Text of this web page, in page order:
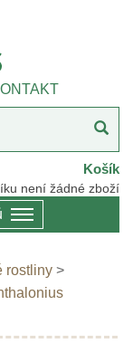
Košík
není žádné zboží
rostliny >